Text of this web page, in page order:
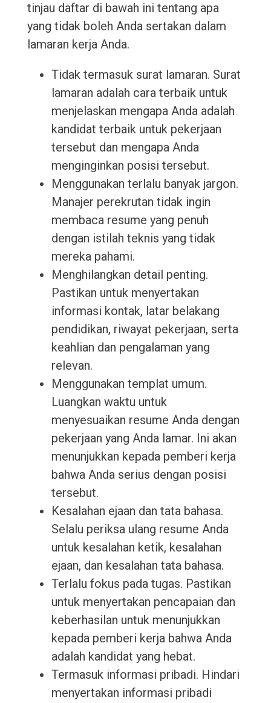
tinjau daftar di bawah ini tentang apa
yang tidak boleh Anda sertakan dalam
lamaran kerja Anda.
Tidak termasuk surat lamaran. Surat
lamaran adalah cara terbaik untuk
menjelaskan mengapa Anda adalah
kandidat terbaik untuk pekerjaan
tersebut dan mengapa Anda
menginginkan posisi tersebut.
Menggunakan terlalu banyak jargon.
Manajer perekrutan tidak ingin
membaca resume yang penuh
dengan istilah teknis yang tidak
mereka pahami.
Menghilangkan detail penting.
Pastikan untuk menyertakan
informasi kontak, latar belakang
pendidikan, riwayat pekerjaan, serta
keahlian dan pengalaman yang
relevan.
Menggunakan templat umum.
Luangkan waktu untuk
menyesuaikan resume Anda dengan
pekerjaan yang Anda lamar. Ini akan
menunjukkan kepada pemberi kerja
bahwa Anda serius dengan posisi
tersebut.
Kesalahan ejaan dan tata bahasa.
Selalu periksa ulang resume Anda
untuk kesalahan ketik, kesalahan
ejaan, dan kesalahan tata bahasa.
Terlalu fokus pada tugas. Pastikan
untuk menyertakan pencapaian dan
keberhasilan untuk menunjukkan
kepada pemberi kerja bahwa Anda
adalah kandidat yang hebat.
Termasuk informasi pribadi. Hindari
menyertakan informasi pribadi